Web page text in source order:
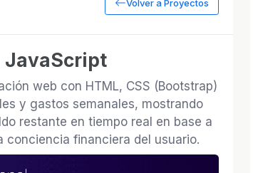
Volver a Proyectos
JavaScript
web con HTML, CSS (Bootstrap)
y gastos semanales, mostrando
restante en tiempo real en base a
conciencia financiera del usuario.